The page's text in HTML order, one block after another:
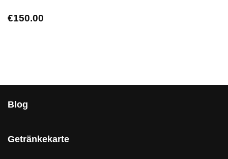
€150.00
Blog
Getränkekarte